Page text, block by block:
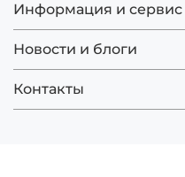
Информация и сервис
Новости и блоги
Контакты